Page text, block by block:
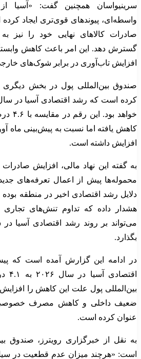
سرینیواسان همچنین گفت: «آسیا
واسطه‌ای، پیوندهای قوی‌تری ایجاد کرده
صادرات کالاهای نهایی خود را نیز
گسترش دهد. این امر باعث کاهش
افزایش تاب‌آوری در برابر شوک‌های
صندوق بین‌المللی پول در بخش
افزایش داشته است.
به گفته این نهاد مالی، افزایش
محموله‌ها پیش از اعمال تعرفه‌های
دلایل رشد اقتصادی اخیر در منطقه
هشدار داده که تداوم تنش‌های
می‌تواند بر روند رشد اقتصادی آسیا در
بگذارد.
در ادامه این گزارش آمده است که
بین‌المللی پول علت این کاهش را
ضعیف داخلی و کاهش مصرف خصوصی
عنوان کرده است.
به نقل از خبرگزاری رویترز، صندوق
است: «هرچند میزان عدم قطعیت در